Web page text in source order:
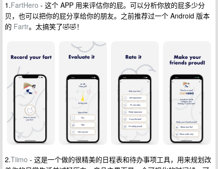
1.FartHero - 这个 APP 用来评估你的屁。可以分析你放的屁多少分
贝，也可以把你的屁分享给你的朋友。之前推荐过一个 Android 版本
的 Fartr。太搞笑了🤣🤣！
2.Tiimo - 这是一个做的很精美的日程表和待办事项工具，用来规划改